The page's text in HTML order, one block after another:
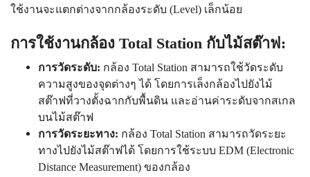
ใช้งานจะแตกต่างจากกล้องระดับ (Level) เล็กน้อย
การใช้งานกล้อง Total Station กับไม้สต๊าฟ:
การวัดระดับ: กล้อง Total Station สามารถใช้วัดระดับ
ความสูงของจุดต่างๆ ได้ โดยการเล็งกล้องไปยังไม้
สต๊าฟที่วางตั้งฉากกับพื้นดิน และอ่านค่าระดับจากสเกล
บนไม้สต๊าฟ
การวัดระยะทาง: กล้อง Total Station สามารถวัดระยะ
ทางไปยังไม้สต๊าฟได้ โดยการใช้ระบบ EDM (Electronic
Distance Measurement) ของกล้อง